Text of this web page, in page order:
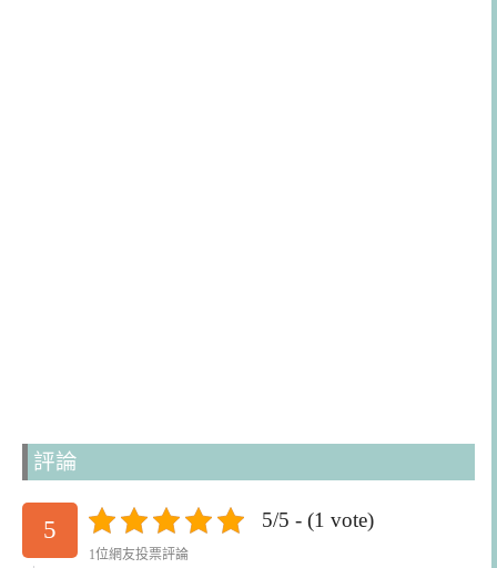
評論
5 5/5 - (1 vote)
1位網友投票評論